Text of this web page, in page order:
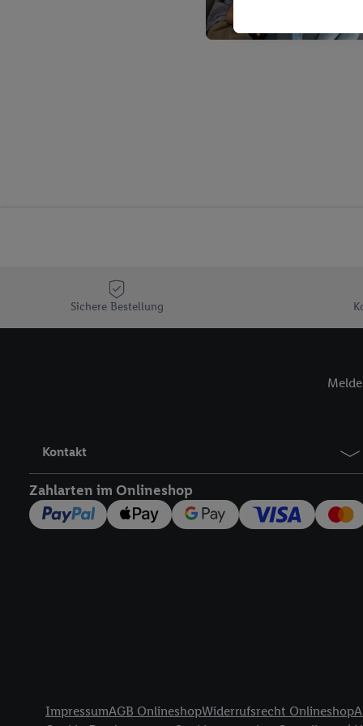
Sichere Bestellung
Kontakt
Zahlarten im Onlineshop
ImpressumAGB OnlineshopWiderrufsrecht Onlineshop
Kaufverhalten in den
genauen
Hierzu wird von uns
Adresse in
den Lidl-Diensten
Wenn das der Fall ist,
Kundenkonto-
Insbesondere können
werden, damit wir
Nutzung der Utiq-
Telekommunikations-
die Lidl-Dienste)
„Zustimmen“ stimmen
genannten Partner
jederzeit mit Wirkung
Unter
Anzeige von
Verknüpfung